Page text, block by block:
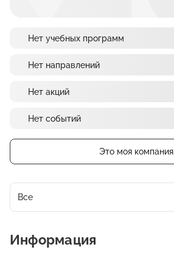
Нет учебных программ
Нет направлений
Нет акций
Нет событий
Это моя компания
Все
Информация